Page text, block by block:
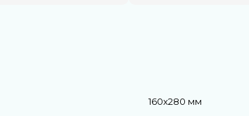
160х280 мм